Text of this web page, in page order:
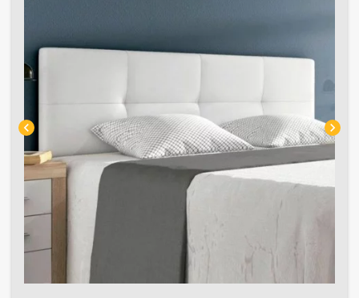
chevron_left chevron_right